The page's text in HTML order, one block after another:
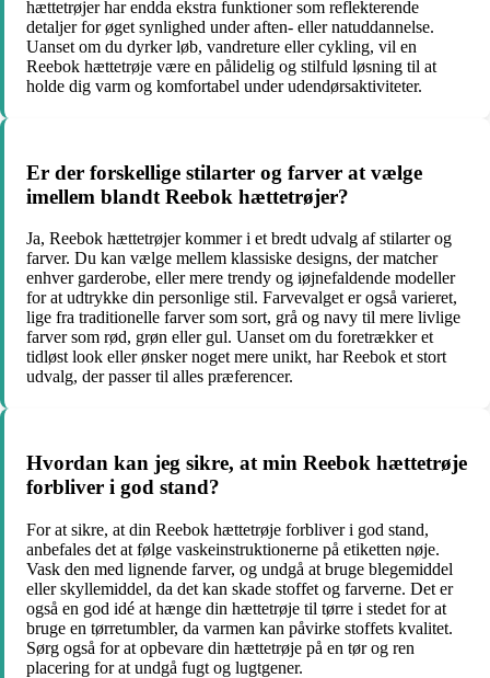
hættetrøjer har endda ekstra funktioner som reflekterende
detaljer for øget synlighed under aften- eller natuddannelse.
Uanset om du dyrker løb, vandreture eller cykling, vil en
Reebok hættetrøje være en pålidelig og stilfuld løsning til at
holde dig varm og komfortabel under udendørsaktiviteter.
Er der forskellige stilarter og farver at vælge
imellem blandt Reebok hættetrøjer?
Ja, Reebok hættetrøjer kommer i et bredt udvalg af stilarter og
farver. Du kan vælge mellem klassiske designs, der matcher
enhver garderobe, eller mere trendy og iøjnefaldende modeller
for at udtrykke din personlige stil. Farvevalget er også varieret,
lige fra traditionelle farver som sort, grå og navy til mere livlige
farver som rød, grøn eller gul. Uanset om du foretrækker et
tidløst look eller ønsker noget mere unikt, har Reebok et stort
udvalg, der passer til alles præferencer.
Hvordan kan jeg sikre, at min Reebok hættetrøje
forbliver i god stand?
For at sikre, at din Reebok hættetrøje forbliver i god stand,
anbefales det at følge vaskeinstruktionerne på etiketten nøje.
Vask den med lignende farver, og undgå at bruge blegemiddel
eller skyllemiddel, da det kan skade stoffet og farverne. Det er
også en god idé at hænge din hættetrøje til tørre i stedet for at
bruge en tørretumbler, da varmen kan påvirke stoffets kvalitet.
Sørg også for at opbevare din hættetrøje på en tør og ren
placering for at undgå fugt og lugtgener.